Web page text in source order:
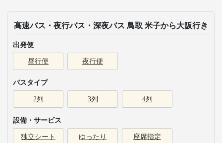
高速バス・夜行バス・深夜バス 鳥取 米子から大阪行き
出発便
昼行便 夜行便
バスタイプ
2列 3列 4列
設備・サービス
独立シート ゆったり 座席指定